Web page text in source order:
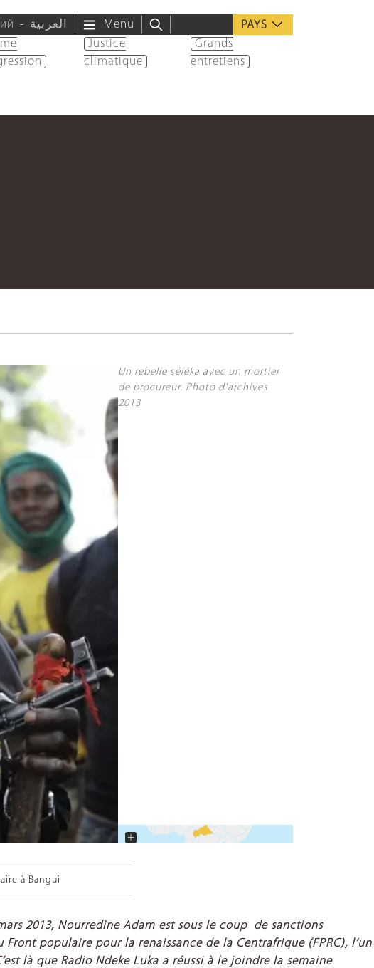
العربية Menu
PAYS
Justice
climatique
Grands
entretiens
Un rebelle séléka avec un mortier
de procureur. Photo d'archives
2013
+
à Bangui
2013, Nourredine Adam est sous le coup de sanctions
Frontpopulaire pour la renaissance de la Centrafrique (FPRC), l’un
là que Radio Ndeke Luka a réussi à le joindre la semaine